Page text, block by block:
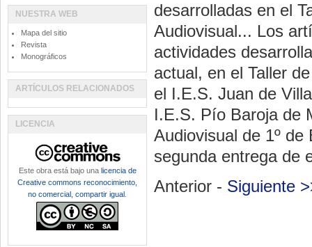
desarrolladas en el
Audiovisual... Los
actividades
actual, en el Taller
el I.E.S. Juan de
I.E.S. Pío Baroja de
Audiovisual de 1º
segunda entrega de
Anterior - Siguiente
NUESTRA WEB
Mapa del sitio
Revista
Monográficos
ARTÍCULOS RELACIONADOS
LICENCIA
Este obra está bajo una licencia de
Creative commons reconocimiento,
no comercial, compartir igual